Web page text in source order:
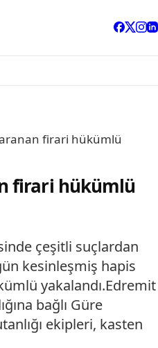
aranan firari hükümlü
firari hükümlü
çeşitli suçlardan
kesinleşmiş hapis
yakalandı.Edremit
bağlı Güre
ekipleri, kasten